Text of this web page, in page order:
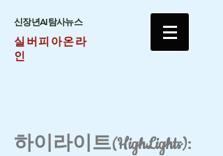
​신장년AI탐사뉴스
실버피아온라
인
하이라이트(HighLights):